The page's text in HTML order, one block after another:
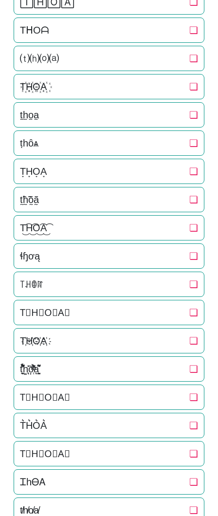
TᕼOᗩ ❏
⒯⒣⒪⒜ ❏
T꙰H꙰O꙰A꙰ ❏
t̫h̫o̫a̫ ❏
ṭһȏѧ ❏
T͙H͙O͙A͙ ❏
t̰̃h̰̃õ̰ã̰ ❏
T͜͡H͜͡O͜͡A͜͡ ❏
ɬɧơą ❏
꓄ꃅꂦꍏ ❏
T⃟H⃟O⃟A⃟ ❏
T҉H҉O҉A҉ ❏
t̘̟̼̉̈́͐͋͌̊h͚̖̜̍̃͐o͎̜̓̇ͫ̉͊ͨ͊a̘̫͈̭͌͛͌̇̇̍ ❏
T⃗H⃗O⃗A⃗ ❏
T͛H͛O͛A͛ ❏
T⃒H⃒O⃒A⃒ ❏
ᏆhᎾᎪ ❏
t̸h̸o̸a̸ ❏